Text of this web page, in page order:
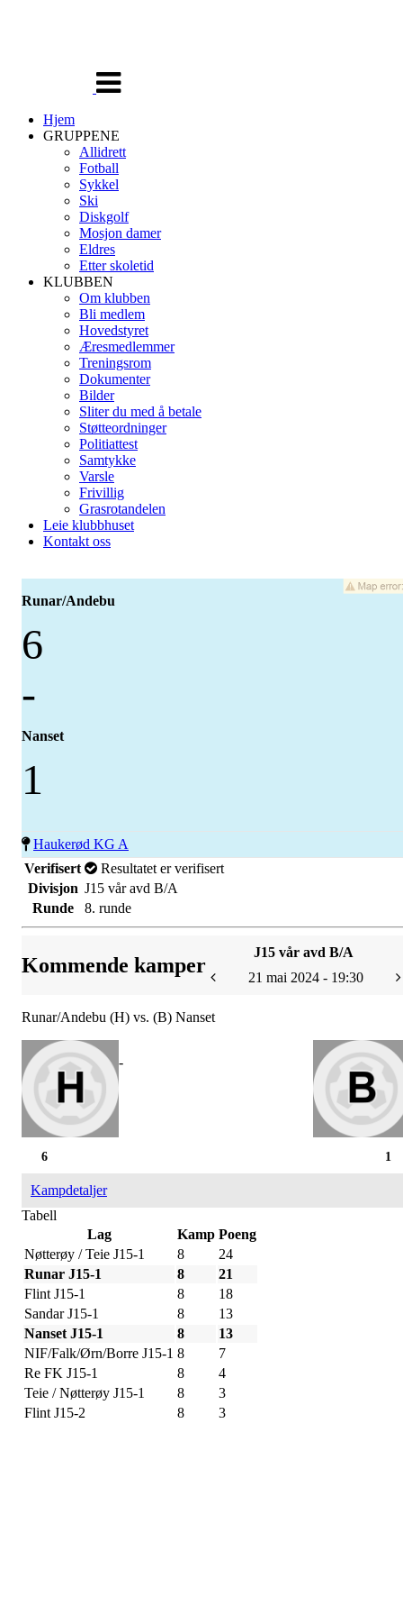
navigasjon
Hjem
GRUPPENE
Allidrett
Fotball
Sykkel
Ski
Diskgolf
Mosjon damer
Eldres
Etter skoletid
KLUBBEN
Om klubben
Bli medlem
Hovedstyret
Æresmedlemmer
Treningsrom
Dokumenter
Bilder
Sliter du med å betale
Støtteordninger
Politiattest
Samtykke
Varsle
Frivillig
Grasrotandelen
Leie klubbhuset
Kontakt oss
Runar/Andebu
6
-
Nanset
1
Haukerød KG A
Verifisert
Resultatet er verifisert
Divisjon J15 vår avd B/A
Runde
8. runde
Kommende kamper
J15 vår avd B/A
21 mai 2024 - 19:30
Runar/Andebu (H) vs. (B) Nanset
-
1
6
Kampdetaljer
Tabell
Lag
Kamp Poeng
Nøtterøy / Teie J15-1
8
24
Runar J15-1
8
21
Flint J15-1
8
18
Sandar J15-1
8
13
Nanset J15-1
8
13
NIF/Falk/Ørn/Borre J15-1 8
7
Re FK J15-1
8
4
Teie / Nøtterøy J15-1
8
3
Flint J15-2
8 3